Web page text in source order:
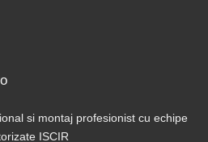
si montaj profesionist cu echipe
ISCIR